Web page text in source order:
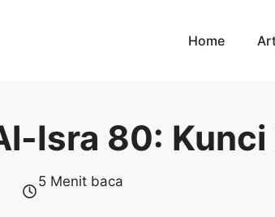
Home
Isra 80:
5 Menit baca